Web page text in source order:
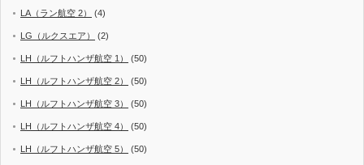
LA（ラン航空 2） (4)
LG（ルクスエア） (2)
LH（ルフトハンザ航空 1） (50)
LH（ルフトハンザ航空 2） (50)
LH（ルフトハンザ航空 3） (50)
LH（ルフトハンザ航空 4） (50)
LH（ルフトハンザ航空 5） (50)